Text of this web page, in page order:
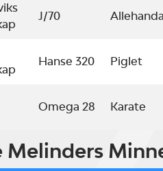
J/70 Allehanda
Hanse 320 Piglet
Omega 28 Karate
Melinders